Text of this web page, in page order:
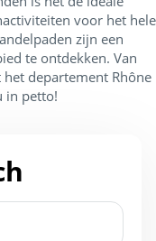
voor het hele
zijn een
te ontdekken. Van
departement Rhône
in petto!